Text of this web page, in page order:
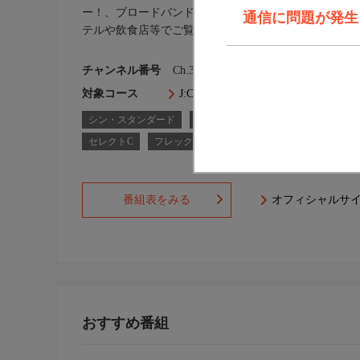
通信に問題が発
ー！、ブロードバンド放送などを通じて一般のご家庭
テルや飲食店等でご覧いただけます。
チャンネル番号
Ch.352
対象コース
J:COM TVコース一覧
シン・スタンダード
セレクトC
フレックスA
番組表をみる オフィシャルサ
おすすめ番組